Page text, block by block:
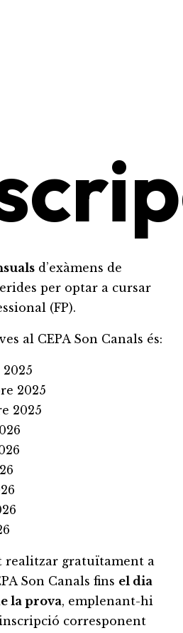
d’exàmens de
per optar a cursar
(FP).
al CEPA Son Canals és:
2025
2025
realitzar gratuïtament a
Son Canals fins el dia
la prova, emplenant-hi
corresponent